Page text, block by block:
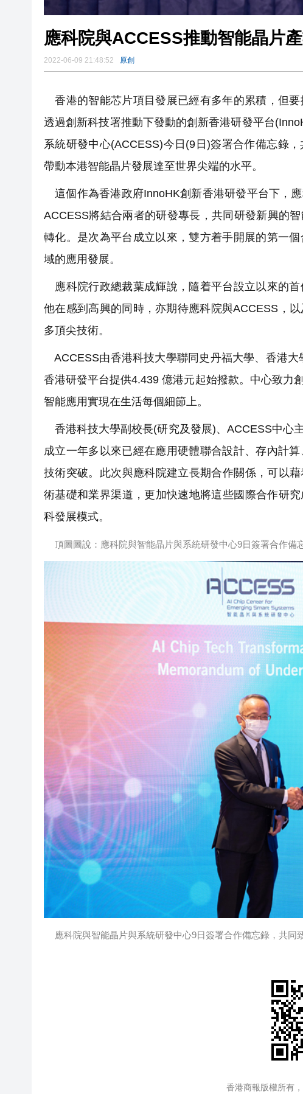
應科院與ACCESS推動智能晶片
2022-06-09 21:48:52 原創
香港的智能芯片項目發展已經有多年的累積，但
透過創新科技署推動下發動的創新香港研發平台
系統研發中心(ACCESS)今日(9日)簽署合作備忘錄
帶動本港智能晶片發展達至世界尖端的水平。
這個作為香港政府InnoHK創新香港研發平台下，
ACCESS將結合兩者的研發專長，共同研發新興的
轉化。是次為平台成立以來，雙方着手開展的第一
域的應用發展。
應科院行政總裁葉成輝說，隨着平台設立以來的
他在感到高興的同時，亦期待應科院與ACCESS，
多頂尖技術。
ACCESS由香港科技大學聯同史丹福大學、香港
香港研發平台提供4.439 億港元起始撥款。中心致力
智能應用實現在生活每個細節上。
香港科技大學副校長(研究及發展)、ACCESS中心
成立一年多以來已經在應用硬體聯合設計、存內計
技術突破。此次與應科院建立長期合作關係，可以
術基礎和業界渠道，更加快速地將這些國際合作研
科發展模式。
頂圖圖說：應科院與智能晶片與系統研發中心9日簽署合作備
應科院與智能晶片與系統研發中心9日簽署合作備忘錄，共同
香港商報版權所有